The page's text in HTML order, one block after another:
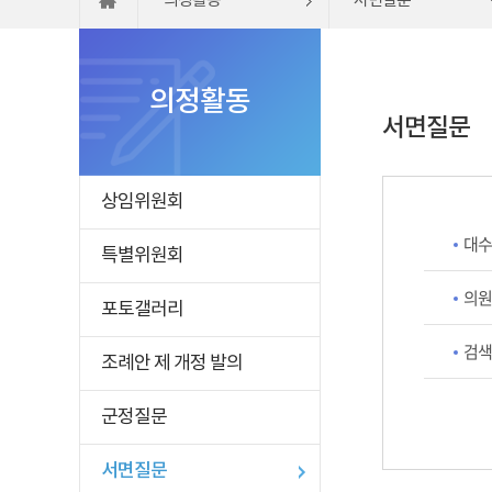
의정활동
상임위원회
특별위원회
포토갤러리
조례안 제 개정 발의
군정질문
서면질문
서면질문
대수
의
검